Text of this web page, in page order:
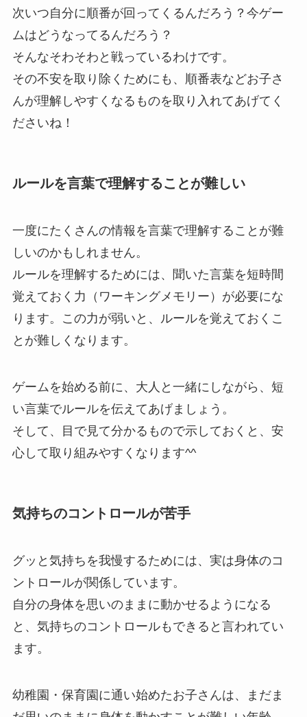
次いつ自分に順番が回ってくるんだろう？今ゲー
ムはどうなってるんだろう？
そんなそわそわと戦っているわけです。
その不安を取り除くためにも、順番表などお子さ
んが理解しやすくなるものを取り入れてあげてく
ださいね！
ルールを言葉で理解することが難しい
一度にたくさんの情報を言葉で理解することが難
しいのかもしれません。
ルールを理解するためには、聞いた言葉を短時間
覚えておく力（ワーキングメモリー）が必要にな
ります。この力が弱いと、ルールを覚えておくこ
とが難しくなります。
ゲームを始める前に、大人と一緒にしながら、短
い言葉でルールを伝えてあげましょう。
そして、目で見て分かるもので示しておくと、安
心して取り組みやすくなります^^
気持ちのコントロールが苦手
グッと気持ちを我慢するためには、実は身体のコ
ントロールが関係しています。
自分の身体を思いのままに動かせるようになる
と、気持ちのコントロールもできると言われてい
ます。
幼稚園・保育園に通い始めたお子さんは、まだま